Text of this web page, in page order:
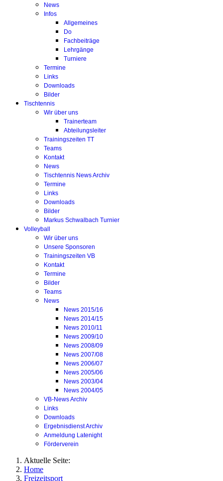
News
Infos
Allgemeines
Do
Fachbeiträge
Lehrgänge
Turniere
Termine
Links
Downloads
Bilder
Tischtennis
Wir über uns
Trainerteam
Abteilungsleiter
Trainingszeiten TT
Teams
Kontakt
News
Tischtennis News Archiv
Termine
Links
Downloads
Bilder
Markus Schwalbach Turnier
Volleyball
Wir über uns
Unsere Sponsoren
Trainingszeiten VB
Kontakt
Termine
Bilder
Teams
News
News 2015/16
News 2014/15
News 2010/11
News 2009/10
News 2008/09
News 2007/08
News 2006/07
News 2005/06
News 2003/04
News 2004/05
VB-News Archiv
Links
Downloads
Ergebnisdienst Archiv
Anmeldung Latenight
Förderverein
Aktuelle Seite:
Home
Freizeitsport